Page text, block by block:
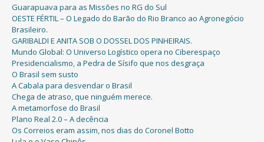
Guarapuava para as Missões no RG do Sul
OESTE FÉRTIL – O Legado do Barão do Rio Branco ao Agronegócio
Brasileiro.
GARIBALDI E ANITA SOB O DOSSEL DOS PINHEIRAIS.
Mundo Global: O Universo Logístico opera no Ciberespaço
Presidencialismo, a Pedra de Sísifo que nos desgraça
O Brasil sem susto
A Cabala para desvendar o Brasil
Chega de atraso, que ninguém merece.
A metamorfose do Brasil
Plano Real 2.0 – A decência
Os Correios eram assim, nos dias do Coronel Botto